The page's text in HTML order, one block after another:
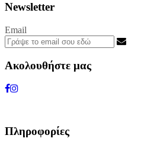
Newsletter
Email
Ακολουθήστε μας
Πληροφορίες